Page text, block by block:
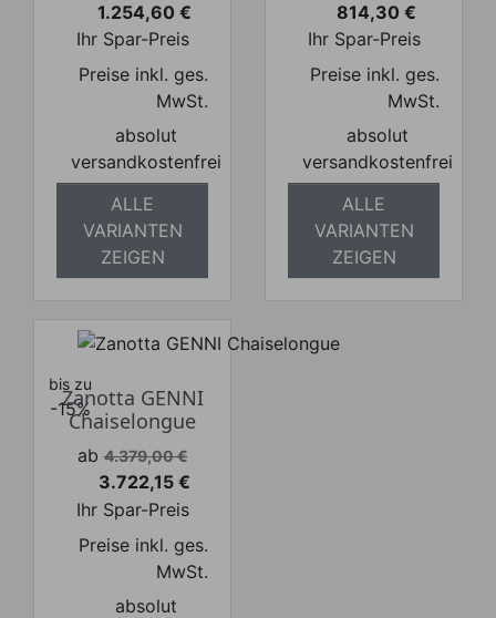
Preis
1.254,60 €
Ihr Spar-Preis
Preise inkl. ges.
MwSt.
absolut
versandkostenfrei
ALLE
VARIANTEN
ZEIGEN
Preis
814,30 €
Ihr Spar-Preis
Preise inkl. ges.
MwSt.
absolut
versandkostenfrei
ALLE
VARIANTEN
ZEIGEN
bis zu
-15%
Zanotta GENNI
Chaiselongue
Verkaufspreis
ab 4.379,00 €
Preis
3.722,15 €
Ihr Spar-Preis
Preise inkl. ges.
MwSt.
absolut